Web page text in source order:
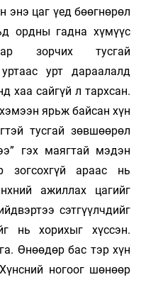
энэ цаг үед бөөгнөрөл
ордны гадна хүмүүс
зорчих тусгай
урт дараалалд
хаа сайгүй л тархсан.
ярьж байсан хүн
тусгай зөвшөөрөл
гэх маягтай мэдэн
зогсохгүй араас нь
ажиллах цагийг
сэтгүүлчдийг
нь хорихыг хүссэн.
Өнөөдөр бас тэр хүн
ногоог шөнөөр